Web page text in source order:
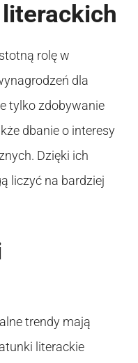
rolę w
dla
tylko zdobywanie
dbanie o interesy
Dzięki ich
liczyć na bardziej
trendy mają
literackie